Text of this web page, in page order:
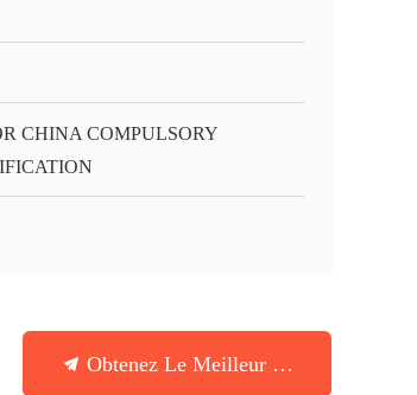
CHINA COMPULSORY
Obtenez Le Meilleur Prix